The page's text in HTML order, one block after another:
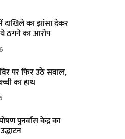
दाखिले का झांसा देकर
ठगने का आरोप
पर फिर उठे सवाल,
का हाथ
पुनर्वास केंद्र का